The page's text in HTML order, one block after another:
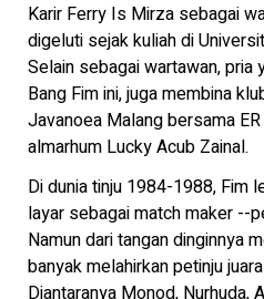
Karir Ferry Is Mirza sebagai
digeluti sejak kuliah di
Selain sebagai wartawan, pria
Bang Fim ini, juga membina
Javanoea Malang bersama
almarhum Lucky Acub Zainal.
Di dunia tinju 1984-1988, Fim
layar sebagai match maker --
Namun dari tangan dinginnya
banyak melahirkan petinju
Diantaranya Monod, Nurhuda,